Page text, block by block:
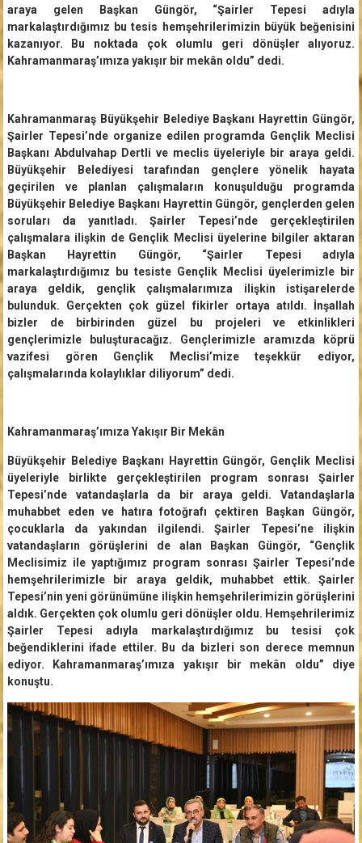
araya gelen Başkan Güngör, “Şairler Tepesi adıyla
markalaştırdığımız bu tesis hemşehrilerimizin büyük beğenisini
kazanıyor. Bu noktada çok olumlu geri dönüşler alıyoruz.
Kahramanmaraş’ımıza yakışır bir mekân oldu” dedi.
Kahramanmaraş Büyükşehir Belediye Başkanı Hayrettin Güngör,
Şairler Tepesi’nde organize edilen programda Gençlik Meclisi
Başkanı Abdulvahap Dertli ve meclis üyeleriyle bir araya geldi.
Büyükşehir Belediyesi tarafından gençlere yönelik hayata
geçirilen ve planlan çalışmaların konuşulduğu programda
Büyükşehir Belediye Başkanı Hayrettin Güngör, gençlerden gelen
soruları da yanıtladı. Şairler Tepesi’nde gerçekleştirilen
çalışmalara ilişkin de Gençlik Meclisi üyelerine bilgiler aktaran
Başkan Hayrettin Güngör, “Şairler Tepesi adıyla
markalaştırdığımız bu tesiste Gençlik Meclisi üyelerimizle bir
araya geldik, gençlik çalışmalarımıza ilişkin istişarelerde
bulunduk. Gerçekten çok güzel fikirler ortaya atıldı. İnşallah
bizler de birbirinden güzel bu projeleri ve etkinlikleri
gençlerimizle buluşturacağız. Gençlerimizle aramızda köprü
vazifesi gören Gençlik Meclisi’mize teşekkür ediyor,
çalışmalarında kolaylıklar diliyorum” dedi.
Kahramanmaraş’ımıza Yakışır Bir Mekân
Büyükşehir Belediye Başkanı Hayrettin Güngör, Gençlik Meclisi
üyeleriyle birlikte gerçekleştirilen program sonrası Şairler
Tepesi’nde vatandaşlarla da bir araya geldi. Vatandaşlarla
muhabbet eden ve hatıra fotoğrafı çektiren Başkan Güngör,
çocuklarla da yakından ilgilendi. Şairler Tepesi’ne ilişkin
vatandaşların görüşlerini de alan Başkan Güngör, “Gençlik
Meclisimiz ile yaptığımız program sonrası Şairler Tepesi’nde
hemşehrilerimizle bir araya geldik, muhabbet ettik. Şairler
Tepesi’nin yeni görünümüne ilişkin hemşehrilerimizin görüşlerini
aldık. Gerçekten çok olumlu geri dönüşler oldu. Hemşehrilerimiz
Şairler Tepesi adıyla markalaştırdığımız bu tesisi çok
beğendiklerini ifade ettiler. Bu da bizleri son derece memnun
ediyor. Kahramanmaraş’ımıza yakışır bir mekân oldu” diye
konuştu.